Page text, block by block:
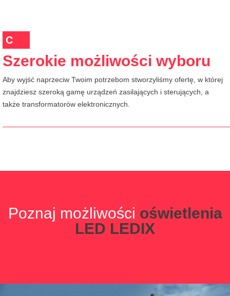
C
Szerokie możliwości wyboru
Aby wyjść naprzeciw Twoim potrzebom stworzyliśmy ofertę, w której
znajdziesz szeroką gamę urządzeń zasilających i sterujących, a
także transformatorów elektronicznych.
Poznaj możliwości oświetlenia
LED LEDIX